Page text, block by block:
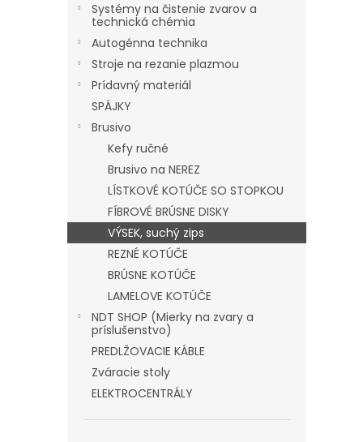
Systémy na čistenie zvarov a
technická chémia
Autogénna technika
Stroje na rezanie plazmou
Prídavný materiál
SPÁJKY
Brusivo
Kefy ručné
Brusivo na NEREZ
LÍSTKOVÉ KOTÚČE SO STOPKOU
FÍBROVÉ BRÚSNE DISKY
VÝSEK, suchý zips
REZNÉ KOTÚČE
BRÚSNE KOTÚČE
LAMELOVE KOTÚČE
NDT SHOP (Mierky na zvary a
príslušenstvo)
PREDLŽOVACIE KÁBLE
Zváracie stoly
ELEKTROCENTRÁLY